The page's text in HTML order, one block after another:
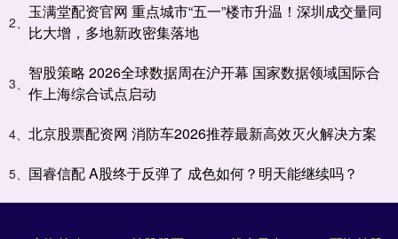
2、
玉满堂配资官网 重点城市“五一”楼市升温！深圳成交量同
比大增，多地新政密集落地
3、
智股策略 2026全球数据周在沪开幕 国家数据领域国际合
作上海综合试点启动
4、 北京股票配资网 消防车2026推荐最新高效灭火解决方案
5、 国睿信配 A股终于反弹了 成色如何？明天能继续吗？